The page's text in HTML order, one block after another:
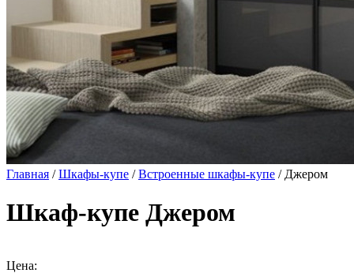
Главная /Шкафы-купе /Встроенные шкафы-купе / Джером
Шкаф-купе Джером
Цена: